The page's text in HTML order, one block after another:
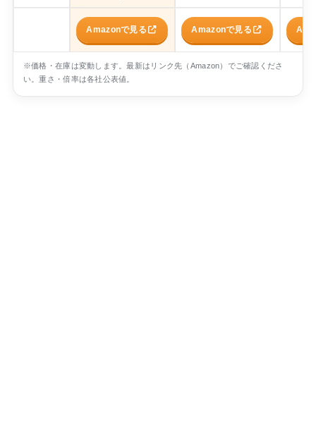
Amazonで見る Amazonで見る
※価格・在庫は変動します。最新はリンク先（Amazon）でご確認くださ
い。重さ・倍率は各社公表値。